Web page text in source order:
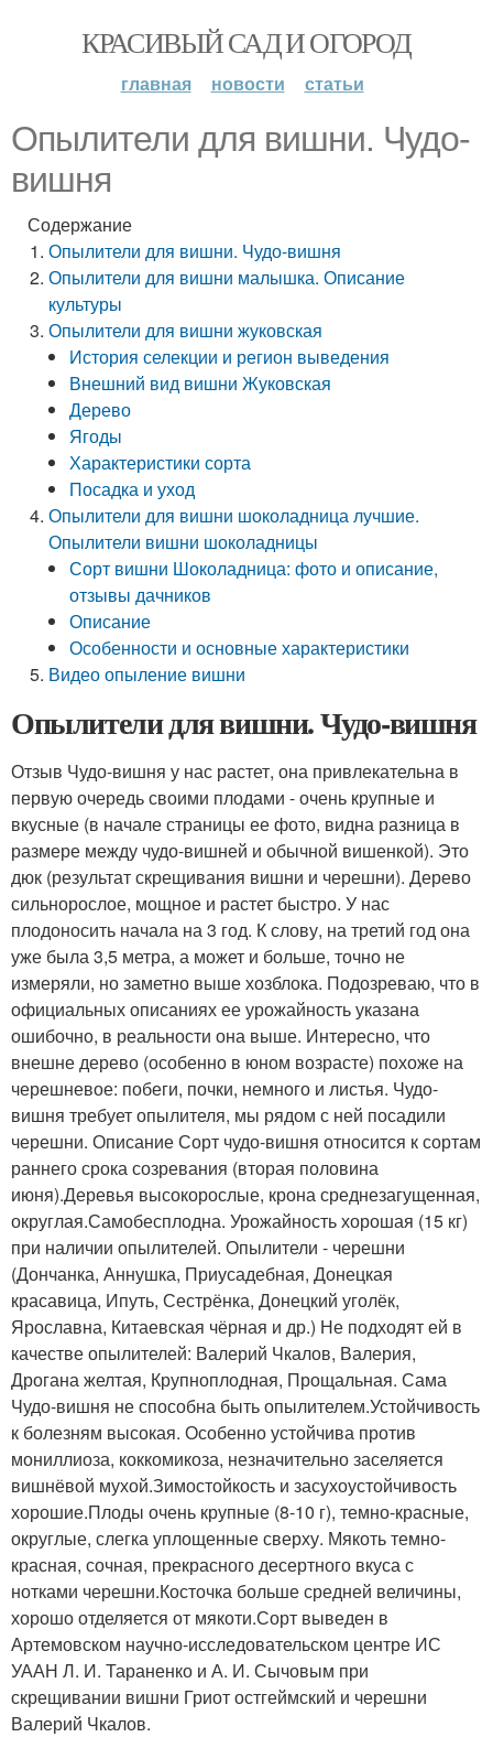
КРАСИВЫЙ САД И ОГОРОД
главная новости статьи
Опылители для вишни. Чудо-
вишня
Содержание
Опылители для вишни. Чудо-вишня
Опылители для вишни малышка. Описание
культуры
Опылители для вишни жуковская
История селекции и регион выведения
Внешний вид вишни Жуковская
Дерево
Ягоды
Характеристики сорта
Посадка и уход
Опылители для вишни шоколадница лучшие.
Опылители вишни шоколадницы
Сорт вишни Шоколадница: фото и описание,
отзывы дачников
Описание
Особенности и основные характеристики
Видео опыление вишни
Опылители для вишни. Чудо-вишня
Отзыв Чудо-вишня у нас растет, она привлекательна в
первую очередь своими плодами - очень крупные и
вкусные (в начале страницы ее фото, видна разница в
размере между чудо-вишней и обычной вишенкой). Это
дюк (результат скрещивания вишни и черешни). Дерево
сильнорослое, мощное и растет быстро. У нас
плодоносить начала на 3 год. К слову, на третий год она
уже была 3,5 метра, а может и больше, точно не
измеряли, но заметно выше хозблока. Подозреваю, что в
официальных описаниях ее урожайность указана
ошибочно, в реальности она выше. Интересно, что
внешне дерево (особенно в юном возрасте) похоже на
черешневое: побеги, почки, немного и листья. Чудо-
вишня требует опылителя, мы рядом с ней посадили
черешни. Описание Сорт чудо-вишня относится к сортам
раннего срока созревания (вторая половина
июня).Деревья высокорослые, крона среднезагущенная,
округлая.Самобесплодна. Урожайность хорошая (15 кг)
при наличии опылителей. Опылители - черешни
(Дончанка, Аннушка, Приусадебная, Донецкая
красавица, Ипуть, Сестрёнка, Донецкий уголёк,
Ярославна, Китаевская чёрная и др.) Не подходят ей в
качестве опылителей: Валерий Чкалов, Валерия,
Дрогана желтая, Крупноплодная, Прощальная. Сама
Чудо-вишня не способна быть опылителем.Устойчивость
к болезням высокая. Особенно устойчива против
мониллиоза, коккомикоза, незначительно заселяется
вишнёвой мухой.Зимостойкость и засухоустойчивость
хорошие.Плоды очень крупные (8-10 г), темно-красные,
округлые, слегка уплощенные сверху. Мякоть темно-
красная, сочная, прекрасного десертного вкуса с
нотками черешни.Косточка больше средней величины,
хорошо отделяется от мякоти.Сорт выведен в
Артемовском научно-исследовательском центре ИС
УААН Л. И. Тараненко и А. И. Сычовым при
скрещивании вишни Гриот остгеймский и черешни
Валерий Чкалов.